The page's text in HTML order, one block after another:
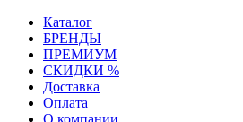
Каталог
БРЕНДЫ
ПРЕМИУМ
СКИДКИ %
Доставка
Оплата
О компании